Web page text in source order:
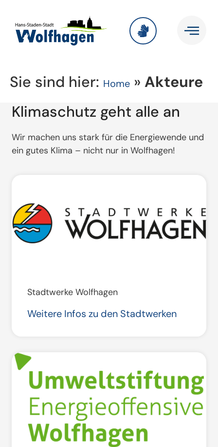
Sie sind hier: Home » Akteure
Klimaschutz geht alle an
Wir machen uns stark für die Energiewende und
ein gutes Klima – nicht nur in Wolfhagen!
Stadtwerke Wolfhagen
Weitere Infos zu den Stadtwerken